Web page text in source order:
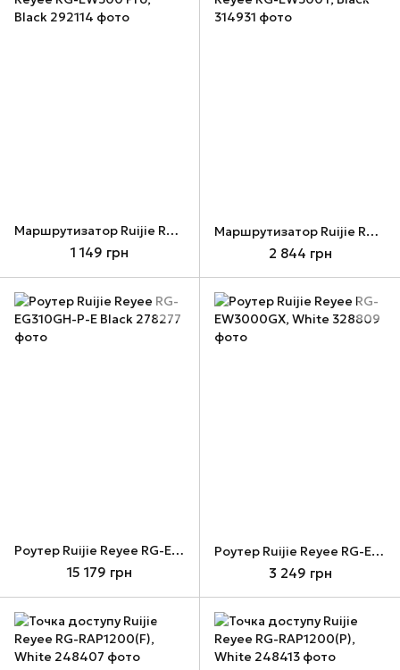
Маршрутизатор Ruijie Reyee RG-EW300 Pro, Black
1 149 грн
Маршрутизатор Ruijie Reyee RG-EW300T, Black
2 844 грн
Роутер Ruijie Reyee RG-EG310GH-P-E Black
15 179 грн
Роутер Ruijie Reyee RG-EW3000GX, White
3 249 грн